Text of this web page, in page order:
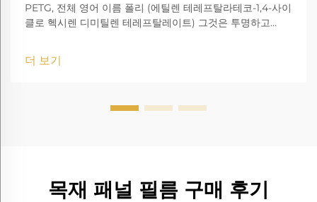
PETG, 전체 영어 이름 폴리 (에틸렌 테레프탈라테코-1,4-사이
클로 헥시렌 디미틸렌 테레프탈레이트) 그것은 투명하고
더 보기
목재 패널 필름 구매 후기